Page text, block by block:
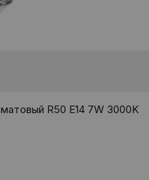
R50 E14 7W 3000K